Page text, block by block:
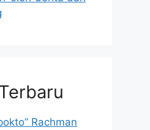
Rachman